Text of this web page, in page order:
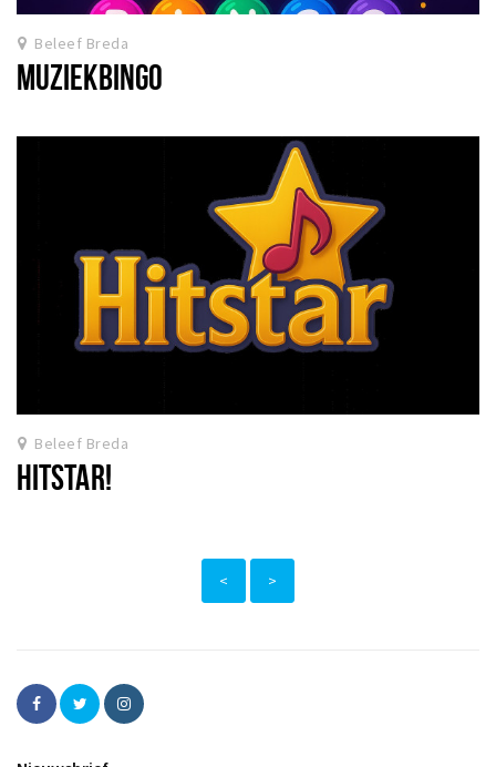
Beleef Breda
MUZIEKBINGO
Beleef Breda
HITSTAR!
< >